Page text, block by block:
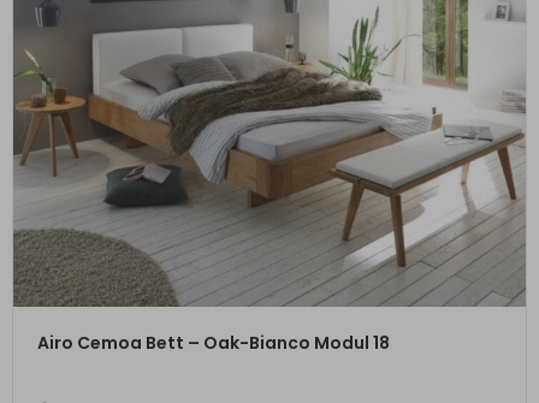
ZUM PRODUKT
Airo Cemoa Bett – Oak-Bianco Modul 18